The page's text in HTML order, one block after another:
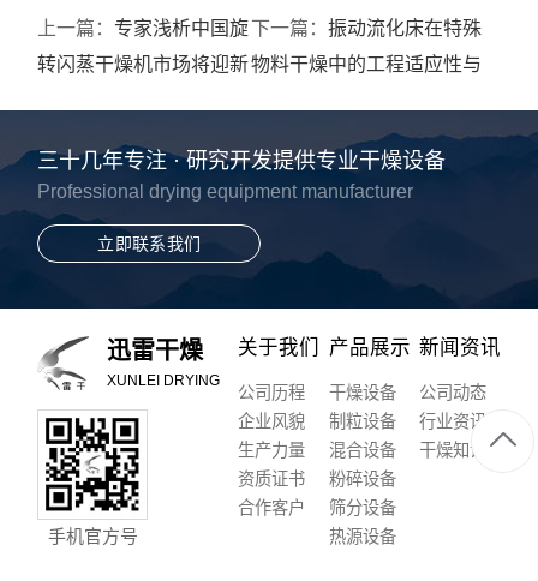
上一篇： 专家浅析中国旋
转闪蒸干燥机市场将迎新
下一篇：振动流化床在特殊
物料干燥中的工程适应性与
三十几年专注 · 研究开发提供专业干燥设备
Professional drying equipment manufacturer
立即联系我们
迅雷干燥
XUNLEI DRYING
手机官方号
关于我们
公司历程
企业风貌
生产力量
资质证书
合作客户
产品展示
干燥设备
制粒设备
混合设备
粉碎设备
筛分设备
热源设备
新闻资讯
公司动态
行业资讯
干燥知识